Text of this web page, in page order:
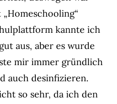
kannte ich
aus, aber es wurde
mir immer gründlich
auch desinfizieren.
so sehr, da ich den